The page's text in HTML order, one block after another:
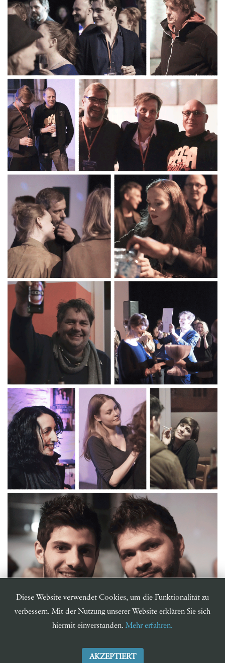
Diese Website verwendet Cookies, um die Funktionalität zu
verbessern. Mit der Nutzung unserer Website erklären Sie sich
hiermit einverstanden. Mehr erfahren.
AKZEPTIERT